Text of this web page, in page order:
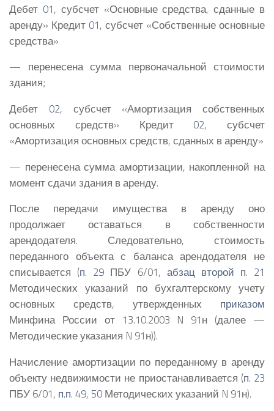
Дебет 01, субсчет «Основные средства, сданные в
аренду» Кредит 01, субсчет «Собственные основные
средства»
— перенесена сумма первоначальной стоимости
здания;
Дебет 02, субсчет «Амортизация собственных
основных средств» Кредит 02, субсчет
«Амортизация основных средств, сданных в аренду»
— перенесена сумма амортизации, накопленной на
момент сдачи здания в аренду.
После передачи имущества в аренду оно
продолжает оставаться в собственности
арендодателя. Следовательно, стоимость
переданного объекта с баланса арендодателя не
списывается (п. 29 ПБУ 6/01, абзац второй п. 21
Методических указаний по бухгалтерскому учету
основных средств, утвержденных приказом
Минфина России от 13.10.2003 N 91н (далее —
Методические указания N 91н)).
Начисление амортизации по переданному в аренду
объекту недвижимости не приостанавливается (п. 23
ПБУ 6/01, п.п. 49, 50 Методических указаний N 91н).